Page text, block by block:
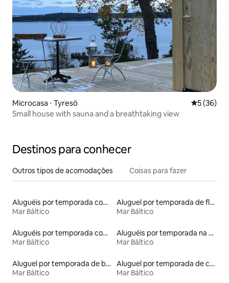
Microcasa ⋅ Tyresö 5 de uma
5 (36)
Small house with sauna and a breathtaking view
Destinos para conhecer
Outros tipos de acomodações Coisas para fazer
Aluguéis por temporada com sauna
Mar Báltico
Aluguel por temporada de flats
Mar Báltico
Aluguéis por temporada com café da manhã
Mar Báltico
Aluguéis por temporada na orla
Mar Báltico
Aluguel por temporada de barcos
Mar Báltico
Aluguel por temporada de casas de hóspedes
Mar Báltico